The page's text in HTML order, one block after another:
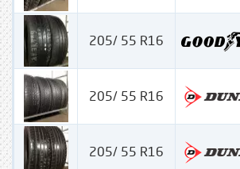
205/ 55 R16
205/ 55 R16
205/ 55 R16